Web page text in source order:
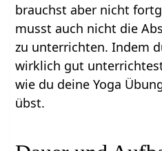
brauchst aber nicht
musst auch nicht die
zu unterrichten. Indem
wirklich gut
wie du deine Yoga
übst.